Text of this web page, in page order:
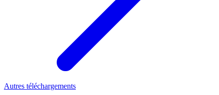
Autres téléchargements